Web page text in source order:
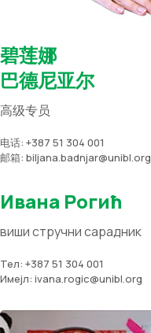
碧莲娜
巴德尼亚尔
高级专员
电话: +387 51 304 001
邮箱: biljana.badnjar@unibl.org
Ивана Рогић
виши стручни сарадник
Тел: +387 51 304 001
Имејл: ivana.rogic@unibl.org